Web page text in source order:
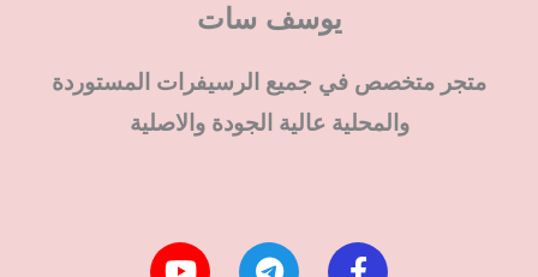
يوسف سات
متجر متخصص في جميع الرسيفرات المستوردة
والمحلية عالية الجودة والاصلية